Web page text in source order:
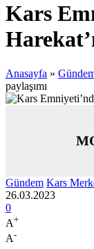
Kars
Anasayfa »
paylaşımı
Gündem Kars
26.03.2023
0
A+
A-